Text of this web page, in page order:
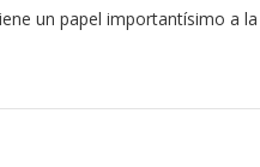
un papel importantísimo a